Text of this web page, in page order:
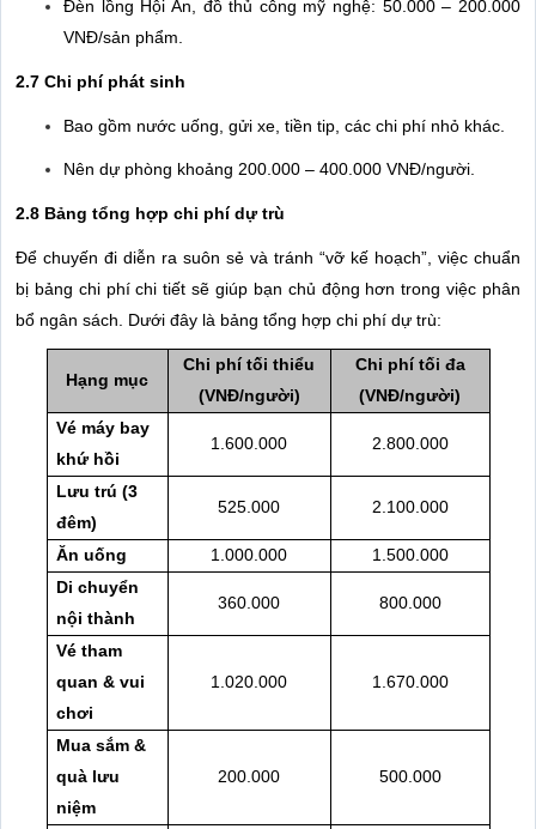
Đèn lồng Hội An, đồ thủ công mỹ nghệ: 50.000 – 200.000
VNĐ/sản phẩm.
2.7 Chi phí phát sinh
Bao gồm nước uống, gửi xe, tiền tip, các chi phí nhỏ khác.
Nên dự phòng khoảng 200.000 – 400.000 VNĐ/người.
2.8 Bảng tổng hợp chi phí dự trù
Để chuyến đi diễn ra suôn sẻ và tránh “vỡ kế hoạch”, việc chuẩn
bị bảng chi phí chi tiết sẽ giúp bạn chủ động hơn trong việc phân
bổ ngân sách. Dưới đây là bảng tổng hợp chi phí dự trù:
Hạng mục
Chi phí tối thiểu
(VNĐ/người)
Chi phí tối đa
(VNĐ/người)
Vé máy bay
khứ hồi
1.600.000 2.800.000
Lưu trú (3
đêm)
525.000 2.100.000
Ăn uống 1.000.000
1.500.000
Di chuyển
nội thành
360.000 800.000
Vé tham
quan & vui
chơi
1.020.000 1.670.000
Mua sắm &
quà lưu
niệm
200.000 500.000